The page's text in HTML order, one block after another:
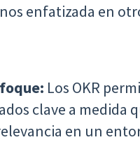
enfatizada en
Los OKR
clave a medida
en un